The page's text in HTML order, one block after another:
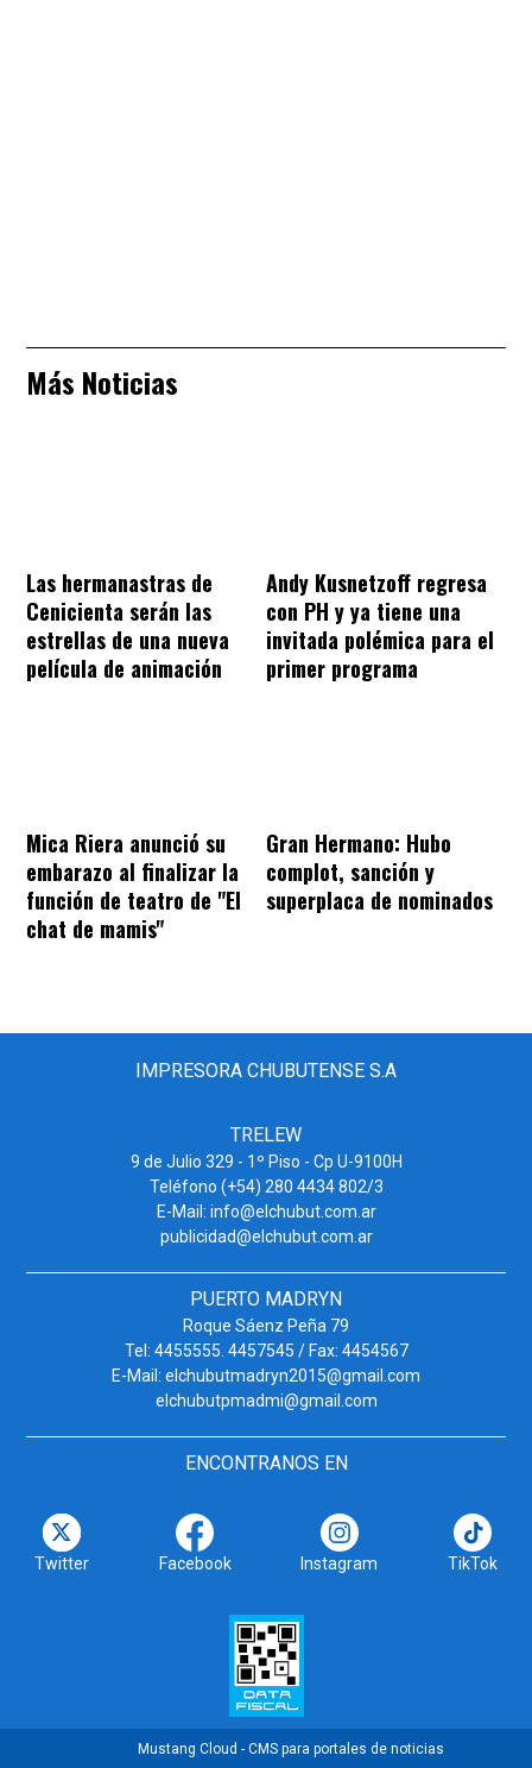
Más Noticias
Las hermanastras de
Cenicienta serán las
estrellas de una nueva
película de animación
Andy Kusnetzoff regresa
con PH y ya tiene una
invitada polémica para el
primer programa
Mica Riera anunció su
embarazo al finalizar la
función de teatro de "El
chat de mamis"
Gran Hermano: Hubo
complot, sanción y
superplaca de nominados
IMPRESORA CHUBUTENSE S.A
TRELEW
9 de Julio 329 - 1º Piso - Cp U-9100H
Teléfono (+54) 280 4434 802/3
E-Mail: info@elchubut.com.ar
publicidad@elchubut.com.ar
PUERTO MADRYN
Roque Sáenz Peña 79
Tel: 4455555. 4457545 / Fax: 4454567
E-Mail: elchubutmadryn2015@gmail.com
elchubutpmadmi@gmail.com
ENCONTRANOS EN
Twitter Facebook Instagram TikTok
Mustang Cloud - CMS para portales de noticias